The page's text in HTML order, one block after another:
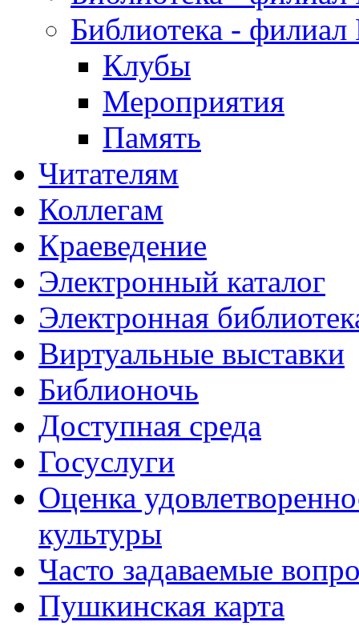
Библиотека -
Клубы
Мероприятия
Память
Читателям
Коллегам
Краеведение
Электронный каталог
Электронная
Виртуальные выставки
Библионочь
Доступная среда
Госуслуги
Оценка
культуры
Часто задаваемые
Пушкинская карта